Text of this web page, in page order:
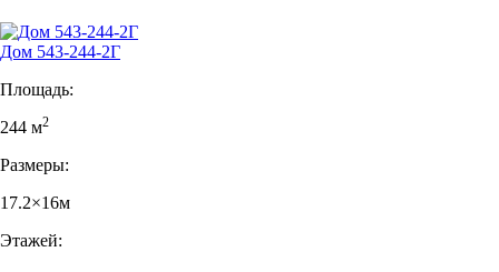
Дом 543-244-2Г
Площадь:
244 м2
Размеры:
17.2×16м
Этажей: